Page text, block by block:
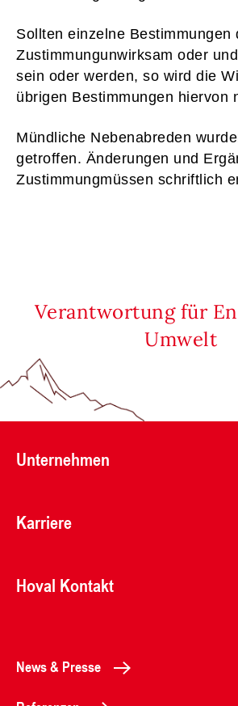
Sollten einzelne Bestimmungen
Zustimmungunwirksam oder
sein oder werden, so wird die
übrigen Bestimmungen hiervon
Mündliche Nebenabreden
getroffen. Änderungen und
Zustimmungmüssen schriftlich
Verantwortung für
Umwelt
Unternehmen
Karriere
Hoval Kontakt
News & Presse